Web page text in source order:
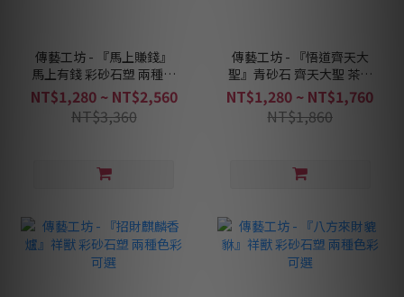
傳藝工坊 - 『馬上賺錢』
馬上有錢 彩砂石塑 兩種色
彩可選
NT$1,280 ~ NT$2,560
NT$3,360
傳藝工坊 - 『悟道齊天大
聖』青砂石 齊天大聖 茶寵
孫悟空 鬥戰勝佛
NT$1,280 ~ NT$1,760
NT$1,860